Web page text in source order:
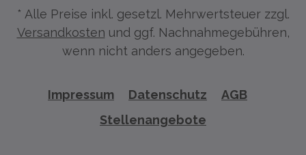
* Alle Preise inkl. gesetzl. Mehrwertsteuer zzgl.
Versandkosten und ggf. Nachnahmegebühren,
wenn nicht anders angegeben.
Impressum Datenschutz
AGB
Stellenangebote